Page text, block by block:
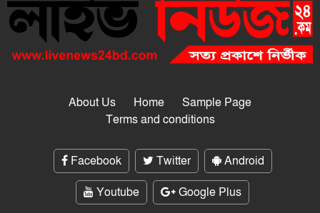
About Us Home
Sample Page
Terms and conditions
Facebook Twitter
Android
Youtube
Google Plus